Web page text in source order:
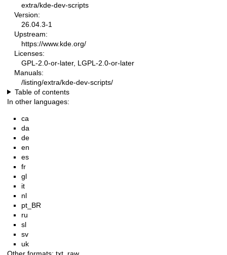
extra/kde-dev-scripts
Version:
26.04.3-1
Upstream:
https://www.kde.org/
Licenses:
GPL-2.0-or-later, LGPL-2.0-or-later
Manuals:
/listing/extra/kde-dev-scripts/
Table of contents
In other languages:
ca
da
de
en
es
fr
gl
it
nl
pt_BR
ru
sl
sv
uk
Other formats: txt raw